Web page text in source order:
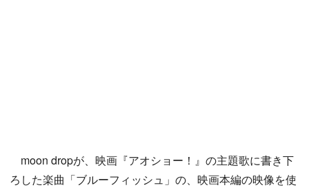
moon dropが、映画『アオショー！』の主題歌に書き下
ろした楽曲「ブルーフィッシュ」の、映画本編の映像を使